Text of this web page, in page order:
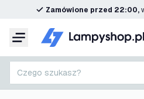
Zamówione przed 22:00,
Menu
Czego szukasz?